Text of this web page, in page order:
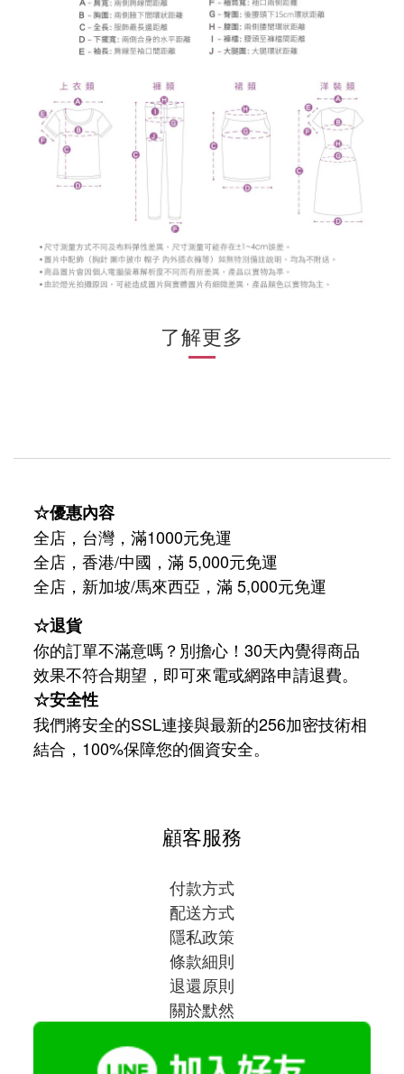
了解更多
☆優惠內容
全店，台灣，滿1000元免運
全店，香港/中國，滿 5,000元免運
全店，新加坡/馬來西亞，滿 5,000元免運
☆退貨
你的訂單不滿意嗎？別擔心！30天內覺得商品
效果不符合期望，即可來電或網路申請退費。
☆安全性
我們將安全的SSL連接與最新的256加密技術相
結合，100%保障您的個資安全。
顧客服務
付款方式
配送方式
隱私政策
條款細則
退還原則
關於默然